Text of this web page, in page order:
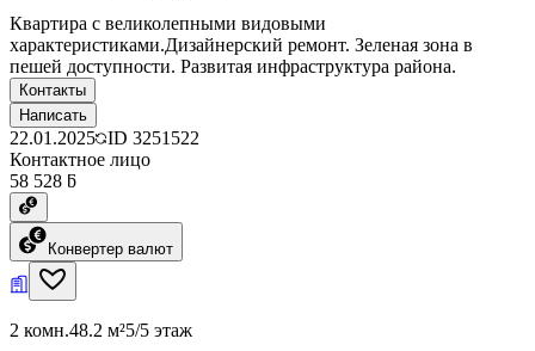
Квартира с великолепными видовыми
характеристиками.Дизайнерский ремонт. Зеленая зона в
пешей доступности. Развитая инфраструктура района.
Контакты
Написать
22.01.2025 ID 3251522
Контактное лицо
58 528 ƃ
Конвертер валют
2 комн.48.2 м²5/5 этаж